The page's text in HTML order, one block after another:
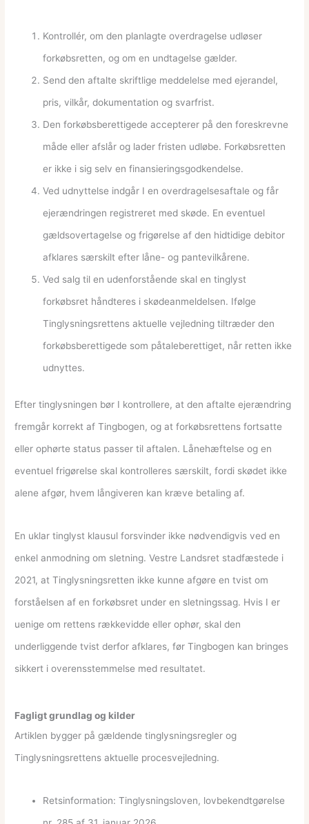
Kontrollér, om den planlagte overdragelse udløser
forkøbsretten, og om en undtagelse gælder.
Send den aftalte skriftlige meddelelse med ejerandel,
pris, vilkår, dokumentation og svarfrist.
Den forkøbsberettigede accepterer på den foreskrevne
måde eller afslår og lader fristen udløbe. Forkøbsretten
er ikke i sig selv en finansieringsgodkendelse.
Ved udnyttelse indgår I en overdragelsesaftale og får
ejerændringen registreret med skøde. En eventuel
gældsovertagelse og frigørelse af den hidtidige debitor
afklares særskilt efter låne- og pantevilkårene.
Ved salg til en udenforstående skal en tinglyst
forkøbsret håndteres i skødeanmeldelsen. Ifølge
Tinglysningsrettens aktuelle vejledning tiltræder den
forkøbsberettigede som påtaleberettiget, når retten ikke
udnyttes.
Efter tinglysningen bør I kontrollere, at den aftalte ejerændring
fremgår korrekt af Tingbogen, og at forkøbsrettens fortsatte
eller ophørte status passer til aftalen. Lånehæftelse og en
eventuel frigørelse skal kontrolleres særskilt, fordi skødet ikke
alene afgør, hvem långiveren kan kræve betaling af.
En uklar tinglyst klausul forsvinder ikke nødvendigvis ved en
enkel anmodning om sletning. Vestre Landsret stadfæstede i
2021, at Tinglysningsretten ikke kunne afgøre en tvist om
forståelsen af en forkøbsret under en sletningssag. Hvis I er
uenige om rettens rækkevidde eller ophør, skal den
underliggende tvist derfor afklares, før Tingbogen kan bringes
sikkert i overensstemmelse med resultatet.
Fagligt grundlag og kilder
Artiklen bygger på gældende tinglysningsregler og
Tinglysningsrettens aktuelle procesvejledning.
Retsinformation: Tinglysningsloven, lovbekendtgørelse